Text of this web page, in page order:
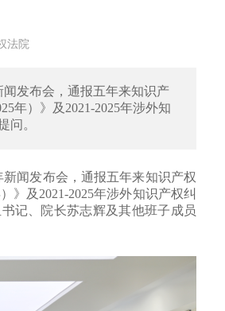
法院
发布会，通报五年来知识产
年）》及2021-2025年涉外知
问。
闻发布会，通报五年来知识产权
》及2021-2025年涉外知识产权纠
记、院长苏志辉及其他班子成员